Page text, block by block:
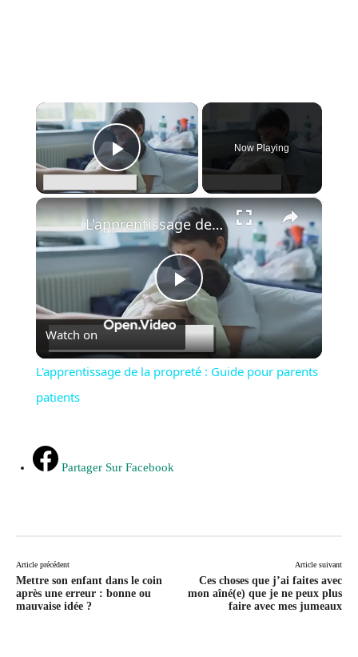
×
Play Video
Now Playing
×
Play
Video
L'apprentissage de la propreté : Guide pour parents patients
Watch on
L'apprentissage de la propreté : Guide pour parents
patients
Partager Sur Facebook
Article précédent
Mettre son enfant dans le coin
après une erreur : bonne ou
mauvaise idée ?
Article suivant
Ces choses que j’ai faites avec
mon aîné(e) que je ne peux plus
faire avec mes jumeaux